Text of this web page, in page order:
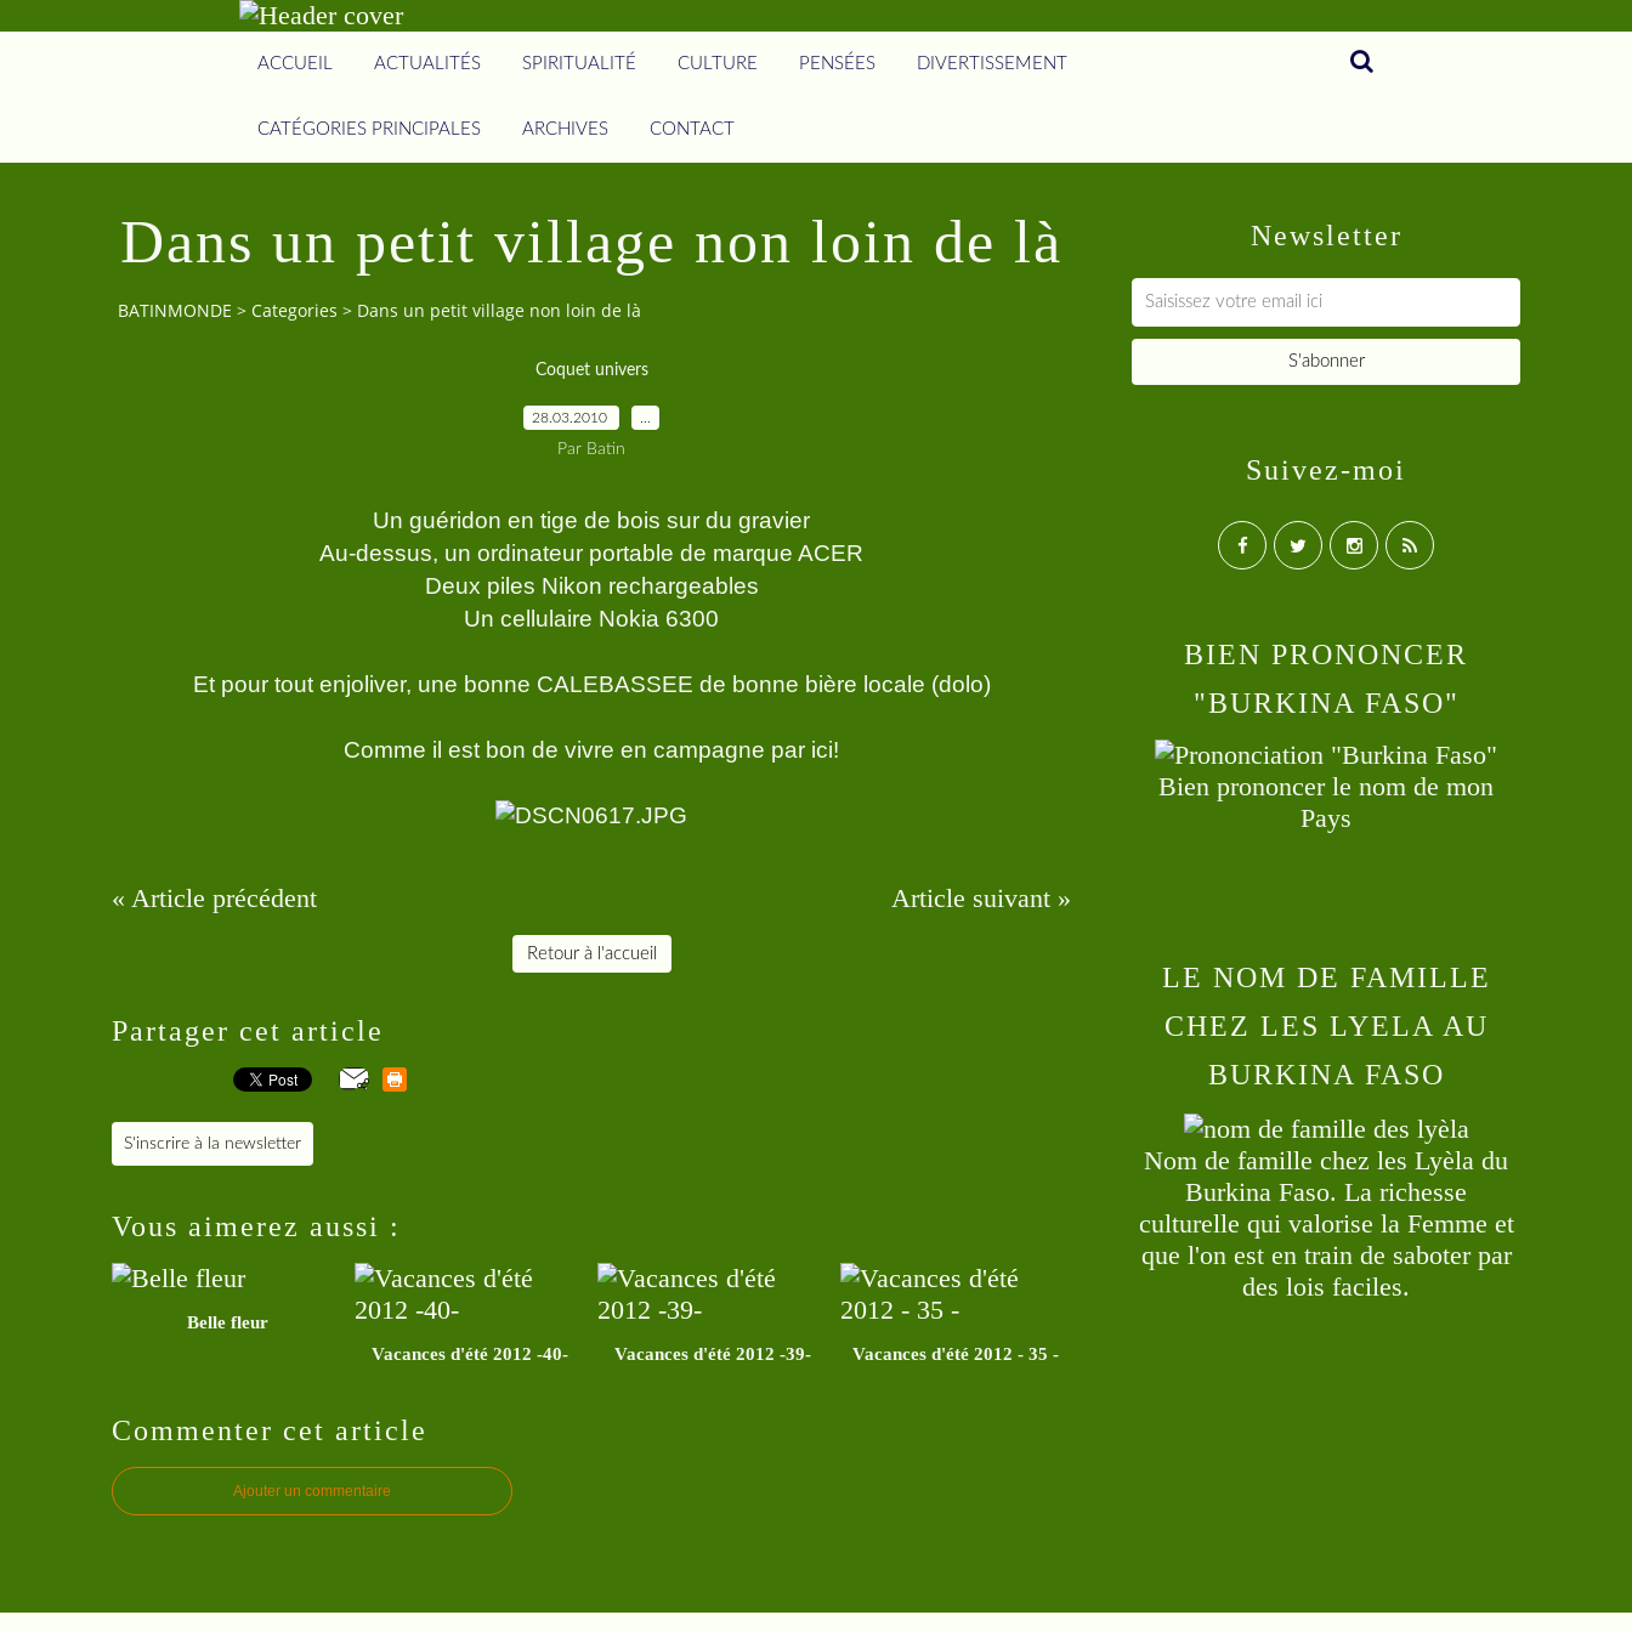
ACCUEIL ACTUALITÉS SPIRITUALITÉ CULTURE PENSÉES DIVERTISSEMENT
CATÉGORIES PRINCIPALES ARCHIVES CONTACT
Dans un petit village non loin de là
BATINMONDE > Categories > Dans un petit village non loin de là
Coquet univers
28.03.2010
Par Batin
Un guéridon en tige de bois sur du gravier
Au-dessus, un ordinateur portable de marque ACER
Deux piles Nikon rechargeables
Un cellulaire Nokia 6300
Et pour tout enjoliver, une bonne CALEBASSEE de bonne bière locale (dolo)
Comme il est bon de vivre en campagne par ici!
« Article précédent Article suivant »
Retour à l'accueil
Partager cet article
S'inscrire à la newsletter
Vous aimerez aussi :
Belle fleur
Vacances d'été 2012 -40-
Vacances d'été 2012 -39- Vacances d'été 2012 - 35 -
Commenter cet article
Ajouter un commentaire
Newsletter
Suivez-moi
BIEN PRONONCER
"BURKINA FASO"
Bien prononcer le nom de mon
Pays
LE NOM DE FAMILLE
CHEZ LES LYELA AU
BURKINA FASO
Nom de famille chez les Lyèla du
Burkina Faso. La richesse
culturelle qui valorise la Femme et
que l'on est en train de saboter par
des lois faciles.